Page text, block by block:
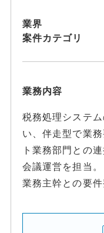
業界
案件カテゴリ
業務内容
税務処理システ
い、伴走型で業
ト業務部門との
会議運営を担当
業務主幹との要